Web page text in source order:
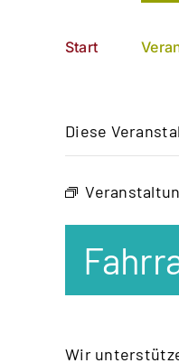
Start
Diese
Wir